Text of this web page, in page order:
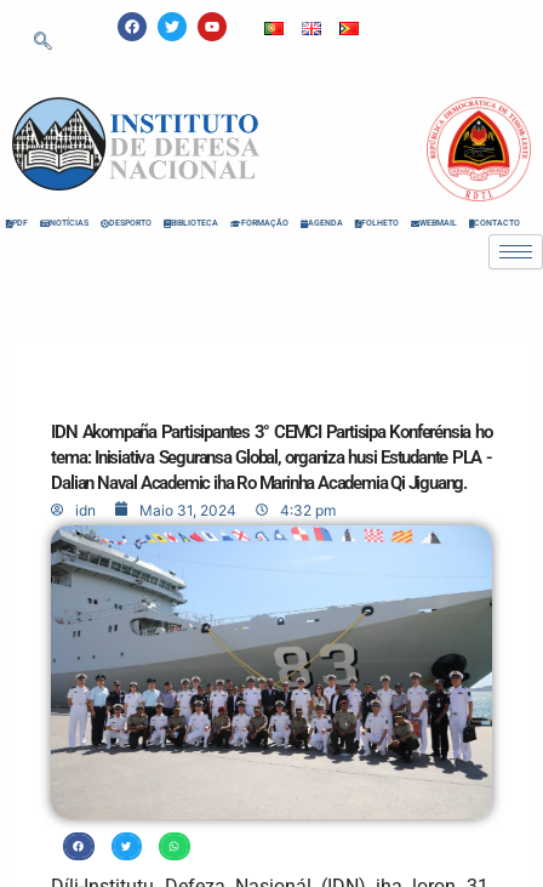
F
a
c
k
T
w
i
Y
o
u
PDF NOTÍCIAS DESPORTO BIBLIOTECA FORMAÇÃO AGENDA FOLHETO WEBMAIL CONTACTO
IDN Akompaña Partisipantes 3° CEMCI Partisipa Konferénsia ho
tema: Inisiativa Seguransa Global, organiza husi Estudante PLA -
Dalian Naval Academic iha Ro Marinha Academia Qi Jiguang.
idn Maio 31, 2024 4:32 pm